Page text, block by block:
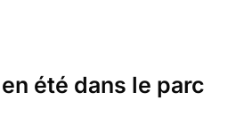
été dans le parc